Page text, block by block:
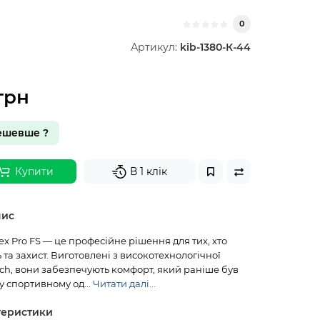
0
Артикул: kib-1380-К-44
?
Купити В 1 клік
Pro FS — це професійне рішення для тих, хто
та захист. Виготовлені з високотехнологічної
вони забезпечують комфорт, який раніше був
спортивному од... Читати далі...